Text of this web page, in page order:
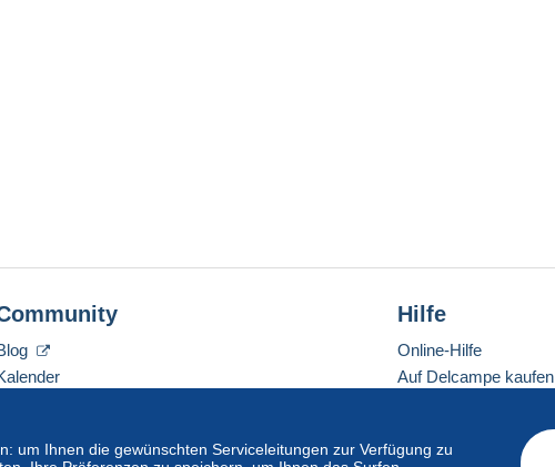
um Ihnen die gewünschten Serviceleitungen zur Verfügung zu
Hilfe
Online-Hilfe
Auf Delcampe kaufen
Eine sichere Website